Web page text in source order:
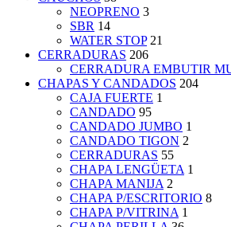
NEOPRENO 3
SBR 14
WATER STOP 21
CERRADURAS 206
CERRADURA EMBUTIR
CHAPAS Y CANDADOS 204
CAJA FUERTE 1
CANDADO 95
CANDADO JUMBO 1
CANDADO TIGON 2
CERRADURAS 55
CHAPA LENGÜETA 1
CHAPA MANIJA 2
CHAPA P/ESCRITORIO 8
CHAPA P/VITRINA 1